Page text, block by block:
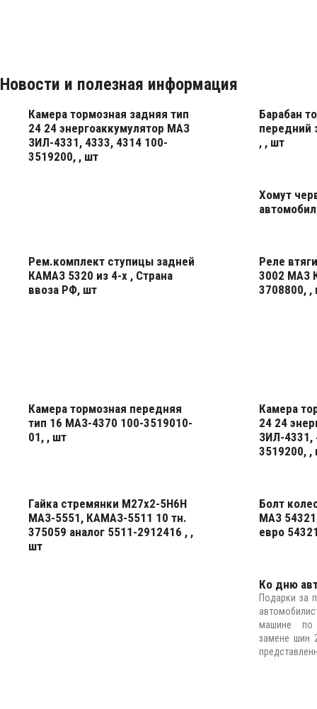
Новости и полезная информация
Камера тормозная задняя тип
24 24 энергоаккумулятор МАЗ
ЗИЛ-4331, 4333, 4314 100-
3519200, , шт
Барабан
передний
, , шт
Хомут
Рем.комплект ступицы задней
КАМАЗ 5320 из 4-х , Страна
ввоза РФ, шт
Реле
3002 МАЗ
3708800, ,
Камера тормозная передняя
тип 16 МАЗ-4370 100-3519010-
01, , шт
Камера
24 24
ЗИЛ-4331,
3519200, ,
Гайка стремянки М27х2-5Н6Н
МАЗ-5551, КАМАЗ-5511 10 тн.
375059 аналог 5511-2912416 , ,
шт
Болт
МАЗ
евро
Ко дню
Подарки за
машине по
замене шин